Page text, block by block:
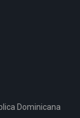
Dominicana